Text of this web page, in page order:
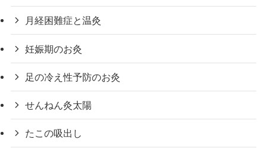
月経困難症と温灸
妊娠期のお灸
足の冷え性予防のお灸
せんねん灸太陽
たこの吸出し